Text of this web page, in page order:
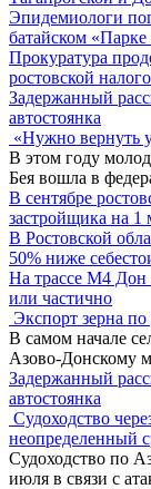
Эпидемиологи
батайском «Парке
Прокуратура
ростовской
Задержанный
автостоянка
«Нужно вернуть
В этом году
Бея вошла в
В сентябре
застройщика на 1
В Ростовской
50% ниже
На трассе М4 Дон
или частично
Экспорт зерна
В самом начале
Азово-Донскому
Задержанный
автостоянка
Судоходство
неопределенный
Судоходство по
июля в связи с